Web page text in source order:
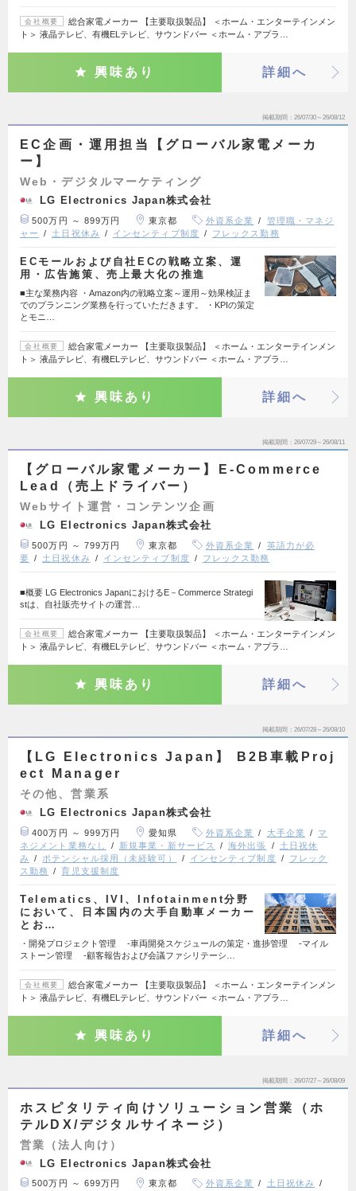
会社概要
総合家電メーカー 【主要取扱製品】 ＜ホーム・エンターテインメン
ト＞ 液晶テレビ、有機ELテレビ、サウンドバー ＜ホーム・アプラ…
興味あり 詳細へ
掲載期間 26/07/30～26/08/12
EC企画・運用担当【グローバル家電メーカ
ー】
Web・デジタルマーケティング
LG Electronics Japan株式会社
500万円 ～ 899万円 東京都 外資系企業
管理職・マネジ
ャー
土日祝休み インセンティブ制度 フレックス勤務
ECモールおよび自社ECの戦略立案、運
用・広告施策、売上最大化の推進
■主な業務内容 ・Amazon内の戦略立案～運用～効果検証ま
でのプランニング業務を行っていただきます。 ・KPIの策定
とモニ…
会社概要
総合家電メーカー 【主要取扱製品】 ＜ホーム・エンターテインメン
ト＞ 液晶テレビ、有機ELテレビ、サウンドバー ＜ホーム・アプラ…
興味あり 詳細へ
掲載期間 26/07/29～26/08/11
【グローバル家電メーカー】E-Commerce
Lead（売上ドライバー）
Webサイト運営・コンテンツ企画
LG Electronics Japan株式会社
500万円 ～ 799万円 東京都 外資系企業
英語力が必
要
土日祝休み インセンティブ制度 フレックス勤務
■概要 LG Electronics JapanにおけるE－Commerce Strategi
stは、自社販売サイトの運営…
会社概要
総合家電メーカー 【主要取扱製品】 ＜ホーム・エンターテインメン
ト＞ 液晶テレビ、有機ELテレビ、サウンドバー ＜ホーム・アプラ…
興味あり 詳細へ
掲載期間 26/07/28～26/08/10
【LG Electronics Japan】 B2B車載Proj
ect Manager
その他、営業系
LG Electronics Japan株式会社
400万円 ～ 999万円 愛知県 外資系企業 大手企業
マ
ネジメント業務なし
新規事業・新サービス 海外出張
土日祝休
み
ポテンシャル採用（未経験可） インセンティブ制度
フレック
ス勤務
育児支援制度
Telematics、IVI、Infotainment分野
において、日本国内の大手自動車メーカー
とお…
・開発プロジェクト管理 -車両開発スケジュールの策定・進捗管理 -マイル
ストーン管理 -顧客報告および会議ファシリテーシ…
会社概要
総合家電メーカー 【主要取扱製品】 ＜ホーム・エンターテインメン
ト＞ 液晶テレビ、有機ELテレビ、サウンドバー ＜ホーム・アプラ…
興味あり 詳細へ
掲載期間 26/07/27～26/08/09
ホスピタリティ向けソリューション営業（ホ
テルDX/デジタルサイネージ）
営業（法人向け）
LG Electronics Japan株式会社
500万円 ～ 699万円 東京都 外資系企業
土日祝休み